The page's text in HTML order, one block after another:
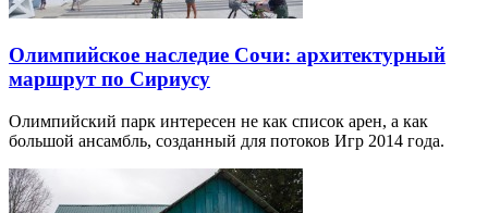
Олимпийское наследие Сочи: архитектурный
маршрут по Сириусу
Олимпийский парк интересен не как список арен, а как
большой ансамбль, созданный для потоков Игр 2014 года.